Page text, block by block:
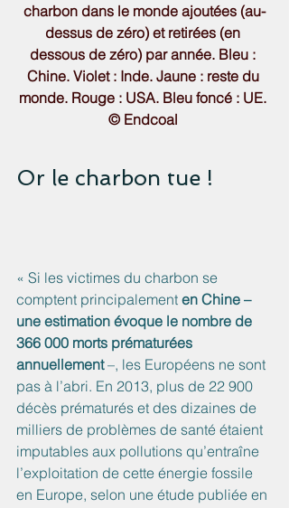
charbon dans le monde ajoutées (au-
dessus de zéro) et retirées (en
dessous de zéro) par année. Bleu :
Chine. Violet : Inde. Jaune : reste du
monde. Rouge : USA. Bleu foncé : UE.
© Endcoal
Or le charbon tue !
« Si les victimes du charbon se
comptent principalement en Chine –
une estimation évoque le nombre de
366 000 morts prématurées
annuellement –, les Européens ne sont
pas à l’abri. En 2013, plus de 22 900
décès prématurés et des dizaines de
milliers de problèmes de santé étaient
imputables aux pollutions qu’entraîne
l’exploitation de cette énergie fossile
en Europe, selon une étude publiée en